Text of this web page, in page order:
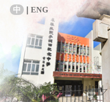
中 ENG